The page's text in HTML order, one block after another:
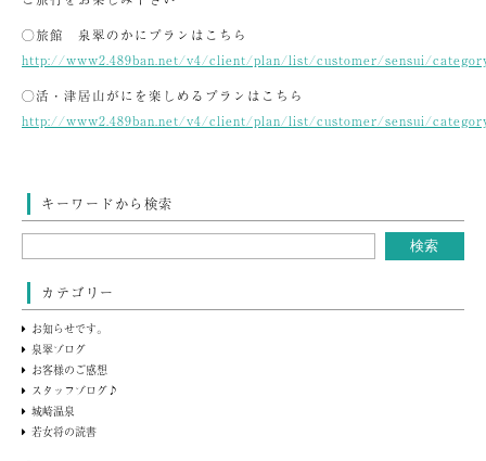
◯旅館 泉翠のかにプランはこちら
http://www2.489ban.net/v4/client/plan/list/customer/sensui/
◯活・津居山がにを楽しめるプランはこちら
http://www2.489ban.net/v4/client/plan/list/customer/sensui/
キーワードから検索
カテゴリー
お知らせです。
泉翠ブログ
お客様のご感想
スタッフブログ♪
城崎温泉
若女将の読書